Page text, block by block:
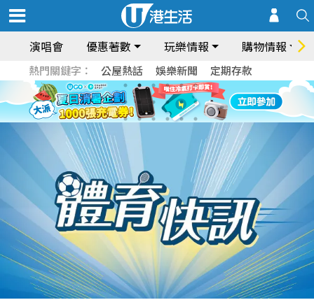
演唱會 優惠著數 玩樂情報 購物情報
熱門關鍵字： 公屋熱話 娛樂新聞 定期存款